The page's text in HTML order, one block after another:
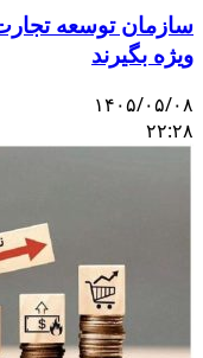
سازمان توسعه
ویژه بگیرند
۱۴۰۵/۰۵/۰۸
۲۲:۲۸